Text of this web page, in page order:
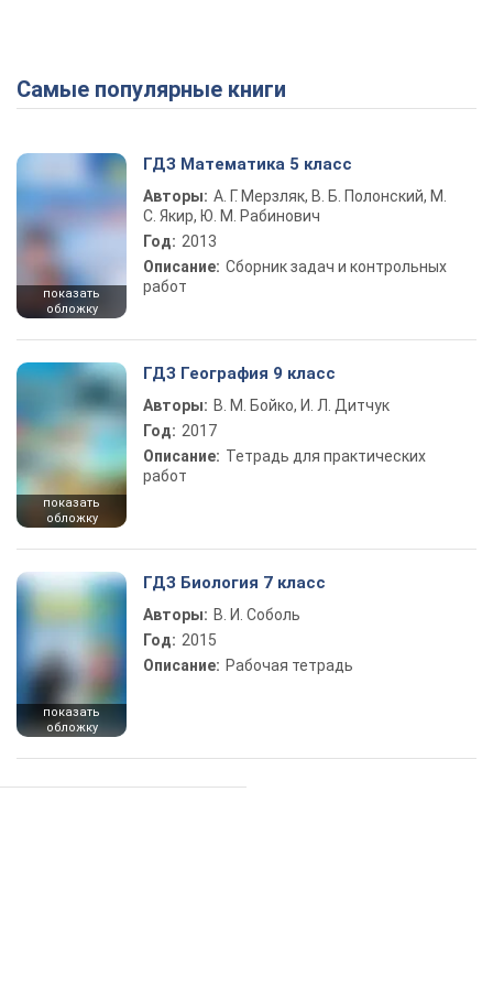
Самые популярные книги
показать
обложку
ГДЗ Математика 5 класс
Авторы: А. Г. Мерзляк, В. Б. Полонский, М.
С. Якир, Ю. М. Рабинович
Год: 2013
Описание: Сборник задач и контрольных
работ
показать
обложку
ГДЗ География 9 класс
Авторы: В. М. Бойко, И. Л. Дитчук
Год: 2017
Описание: Тетрадь для практических
работ
показать
обложку
ГДЗ Биология 7 класс
Авторы: В. И. Соболь
Год: 2015
Описание: Рабочая тетрадь